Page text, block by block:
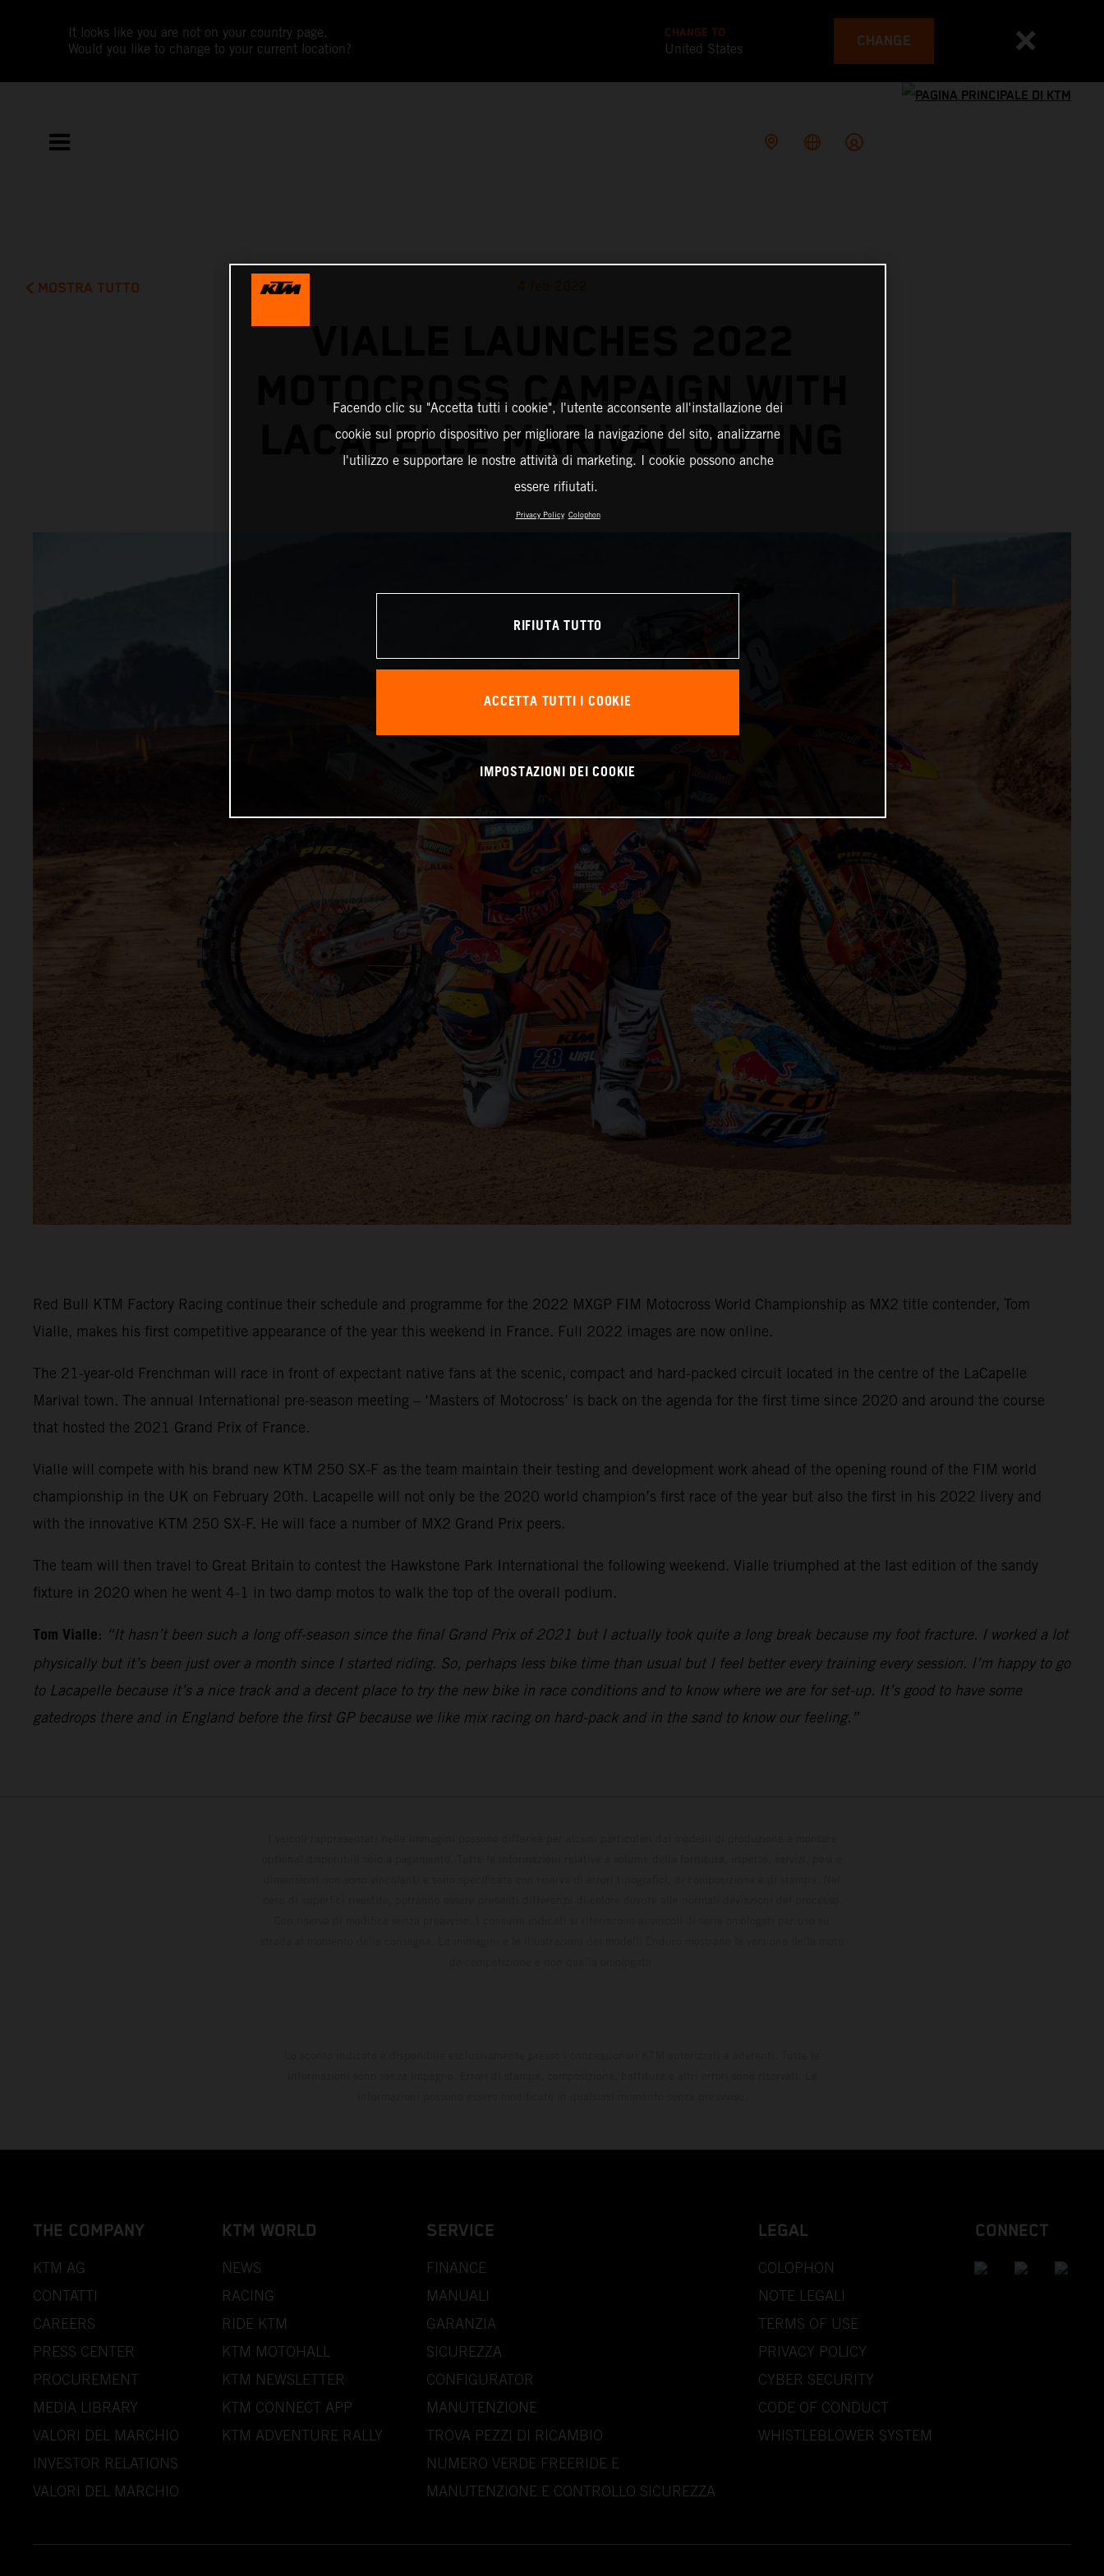
It looks like you are not on your country page.
Would you like to change to your current location?
CHANGE TO
United States CHANGE
MOSTRA TUTTO
MOTOCROSS CAMPAIGN WITH
LACAPELLE MARIVAL OUTING
Red Bull KTM Factory Racing continue their schedule and programme for the 2022 MXGP FIM Motocross World Championship as MX2 title contender, Tom
Vialle, makes his first competitive appearance of the year this weekend in France. Full 2022 images are now online.
The 21-year-old Frenchman will race in front of expectant native fans at the scenic, compact and hard-packed circuit located in the centre of the LaCapelle
Marival town. The annual International pre-season meeting – ‘Masters of Motocross’ is back on the agenda for the first time since 2020 and around the course
that hosted the 2021 Grand Prix of France.
Vialle will compete with his brand new KTM 250 SX-F as the team maintain their testing and development work ahead of the opening round of the FIM world
championship in the UK on February 20th. Lacapelle will not only be the 2020 world champion’s first race of the year but also the first in his 2022 livery and
with the innovative KTM 250 SX-F. He will face a number of MX2 Grand Prix peers.
The team will then travel to Great Britain to contest the Hawkstone Park International the following weekend. Vialle triumphed at the last edition of the sandy
fixture in 2020 when he went 4-1 in two damp motos to walk the top of the overall podium.
Tom Vialle: “It hasn’t been such a long off-season since the final Grand Prix of 2021 but I actually took quite a long break because my foot fracture. I worked a lot
physically but it’s been just over a month since I started riding. So, perhaps less bike time than usual but I feel better every training every session. I’m happy to go
to Lacapelle because it’s a nice track and a decent place to try the new bike in race conditions and to know where we are for set-up. It’s good to have some
gatedrops there and in England before the first GP because we like mix racing on hard-pack and in the sand to know our feeling.”
THE COMPANY
KTM AG
CONTATTI
CAREERS
PRESS CENTER
PROCUREMENT
MEDIA LIBRARY
VALORI DEL MARCHIO
INVESTOR RELATIONS
VALORI DEL MARCHIO
KTM WORLD
NEWS
RACING
RIDE KTM
KTM MOTOHALL
KTM NEWSLETTER
KTM CONNECT APP
KTM ADVENTURE RALLY
SERVICE
FINANCE
MANUALI
GARANZIA
SICUREZZA
CONFIGURATOR
MANUTENZIONE
TROVA PEZZI DI RICAMBIO
NUMERO VERDE FREERIDE E
MANUTENZIONE E CONTROLLO SICUREZZA
LEGAL
COLOPHON
NOTE LEGALI
TERMS OF USE
PRIVACY POLICY
CYBER SECURITY
CODE OF CONDUCT
WHISTLEBLOWER SYSTEM
CONNECT
Facendo clic su "Accetta tutti i cookie", l'utente acconsente all'installazione dei
cookie sul proprio dispositivo per migliorare la navigazione del sito, analizzarne
l'utilizzo e supportare le nostre attività di marketing. I cookie possono anche
essere rifiutati.
Privacy Policy Colophon
RIFIUTA TUTTO
ACCETTA TUTTI I COOKIE
IMPOSTAZIONI DEI COOKIE